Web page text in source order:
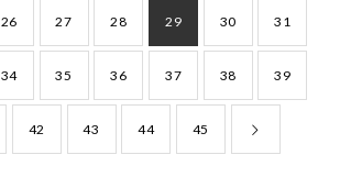
26 27 28 29 30 31
34 35 36 37 38 39
42 43 44 45